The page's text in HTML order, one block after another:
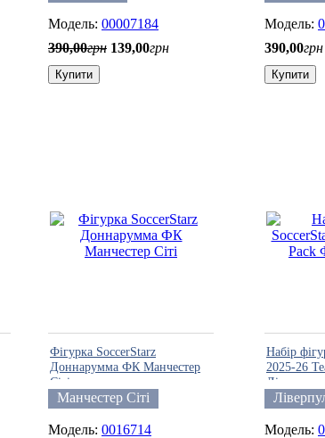
00007184
390,00грн 139,00грн
Купити
390,00грн
Купити
Фігурка SoccerStarz
Доннарумма ФК Манчестер
Сіті
Манчестер Сіті
0016714
Набір
2025-26
Ліверпуль